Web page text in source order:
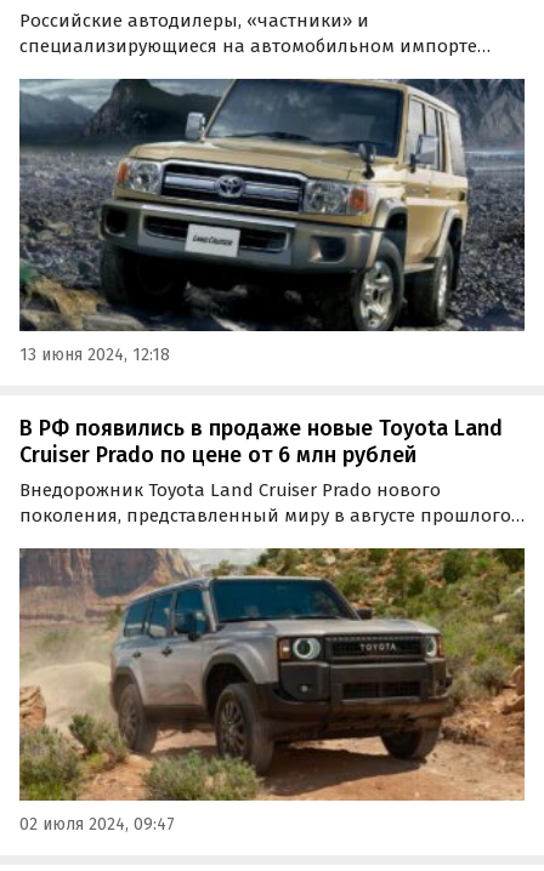
Российские автодилеры, «частники» и
специализирующиеся на автомобильном импорте
рамные внедорожники Toyota Land Cruiser 70.
13 июня 2024, 12:18
В РФ появились в продаже новые Toyota Land
Cruiser Prado по цене от 6 млн рублей
Внедорожник Toyota Land Cruiser Prado нового
поколения, представленный миру в августе прошлого
сегодня продают как из наличия, так и под заказ, а
цены на них на одном из сайтов объявлений
начинаются…
02 июля 2024, 09:47